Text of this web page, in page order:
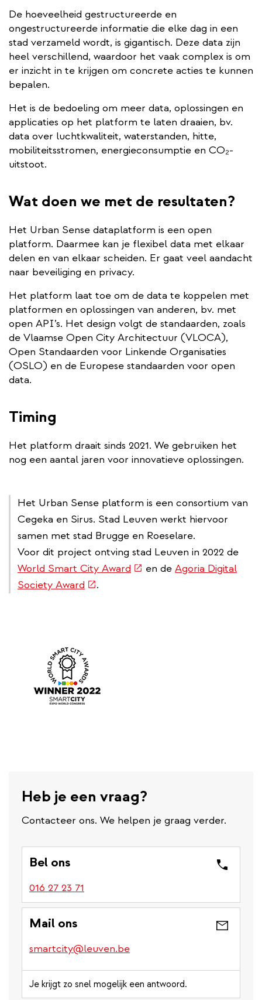
De hoeveelheid gestructureerde en
ongestructureerde informatie die elke dag in een
stad verzameld wordt, is gigantisch. Deze data zijn
heel verschillend, waardoor het vaak complex is om
er inzicht in te krijgen om concrete acties te kunnen
bepalen.
Het is de bedoeling om meer data, oplossingen en
applicaties op het platform te laten draaien, bv.
data over luchtkwaliteit, waterstanden, hitte,
mobiliteitsstromen, energieconsumptie en CO₂-
uitstoot.
Wat doen we met de resultaten?
Het Urban Sense dataplatform is een open
platform. Daarmee kan je flexibel data met elkaar
delen en van elkaar scheiden. Er gaat veel aandacht
naar beveiliging en privacy.
Het platform laat toe om de data te koppelen met
platformen en oplossingen van anderen, bv. met
open API’s. Het design volgt de standaarden, zoals
de Vlaamse Open City Architectuur (VLOCA),
Open Standaarden voor Linkende Organisaties
(OSLO) en de Europese standaarden voor open
data.
Timing
Het platform draait sinds 2021. We gebruiken het
nog een aantal jaren voor innovatieve oplossingen.
Het Urban Sense platform is een consortium van
Cegeka en Sirus. Stad Leuven werkt hiervoor
samen met stad Brugge en Roeselare.
Voor dit project ontving stad Leuven in 2022 de
World Smart City Award (externe
en de Agoria Digital
Society Award (externe
.
Heb je een vraag?
Contacteer ons. We helpen je graag verder.
Bel ons
016 27 23 71
Mail ons
smartcity@leuven.be
Je krijgt zo snel mogelijk een antwoord.